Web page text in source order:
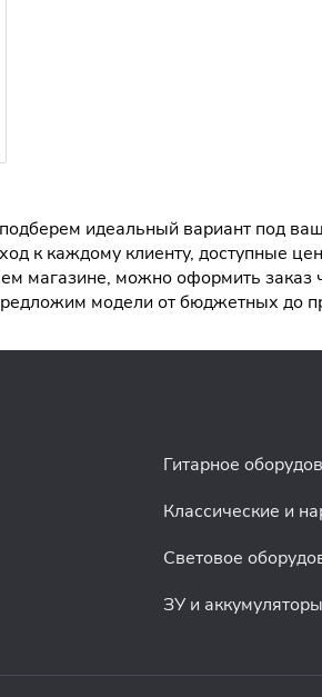
идеальный вариант под
к каждому клиенту, доступные
можно оформить заказ
модели от бюджетных до
Гитарное
Классические и
Световое
ЗУ и аккумуляторы